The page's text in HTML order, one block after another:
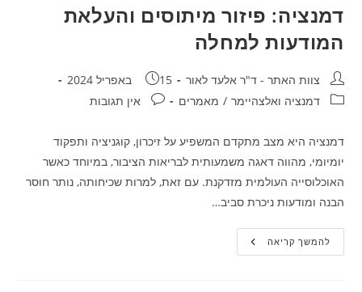
דמנציה: פיזור מיתוסים והעלאת
המודעות למחלה
מחבר:צוות האתר - ד"ר אלעד לאור פורסם:
15 באפריל 2024
קטגוריה:דמנציה ואלצהיימר / מאמרים תגובות:אין תגובות
דמנציה היא מצב מתקדם המשפיע על זיכרון, קוגניציה ותפקוד
יומיומי, מהווה דאגה משמעותית לבריאות הציבור, במיוחד כאשר
האוכלוסייה העולמית מזדקנת. עם זאת, למרות שכיחותה, נותר חוסר
הבנה ומודעות ניכרת סביב…
להמשך קריאהדמנציה:
פיזור